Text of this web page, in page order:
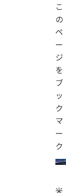
こ
の
ペ
ー
ジ
を
ブ
ッ
ク
マ
ー
ク
米